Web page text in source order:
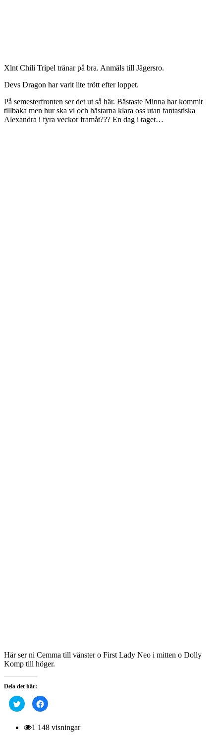
Xlnt Chili Tripel tränar på bra. Anmäls till Jägersro.
Devs Dragon har varit lite trött efter loppet.
På semesterfronten ser det ut så här. Bästaste Minna har kommit
tillbaka men hur ska vi och hästarna klara oss utan fantastiska
Alexandra i fyra veckor framåt??? En dag i taget…
Här ser ni Cemma till vänster o First Lady Neo i mitten o Dolly
Komp till höger.
Dela det här:
Klicka
för
på
Twitter
Klicka
för
på
Facebook
1 148 visningar